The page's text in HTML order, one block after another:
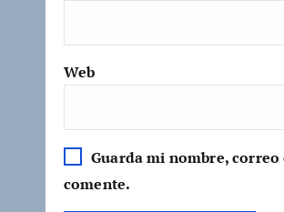
Web
Guarda mi nombre,
comente.